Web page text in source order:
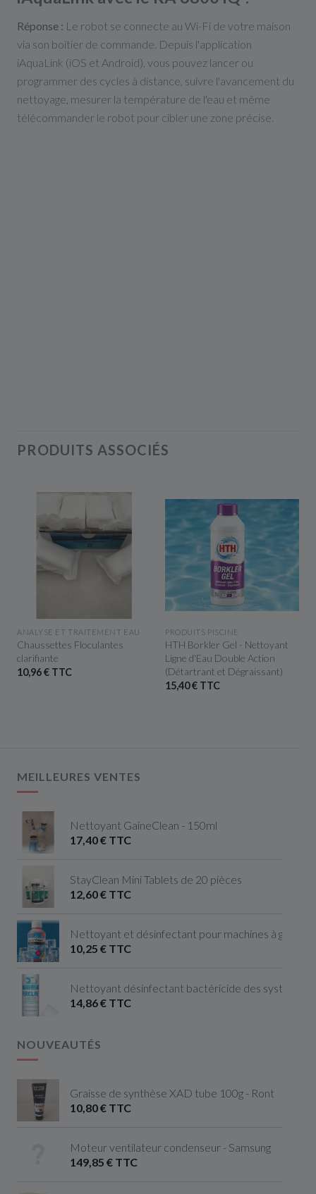
Réponse : Le robot se connecte au Wi-Fi de votre maison
via son boîtier de commande. Depuis l'application
iAquaLink (iOS et Android), vous pouvez lancer ou
programmer des cycles à distance, suivre l'avancement du
nettoyage, mesurer la température de l'eau et même
télécommander le robot pour cibler une zone précise.
PRODUITS ASSOCIÉS
APERÇU RAPIDE
ANALYSE ET TRAITEMENT EAU
Chaussettes Floculantes
clarifiante
10,96 € TTC
APERÇU RAPIDE
PRODUITS PISCINE
HTH Borkler Gel - Nettoyant
Ligne d'Eau Double Action
(Détartrant et Dégraissant)
15,40 € TTC
MEILLEURES VENTES
Nettoyant GaineClean - 150ml
17,40 € TTC
StayClean Mini Tablets de 20 pièces
12,60 € TTC
Nettoyant et désinfectant pour machines à
10,25 € TTC
Nettoyant désinfectant bactéricide des systèmes
14,86 € TTC
NOUVEAUTÉS
Graisse de synthèse XAD tube 100g - Ront
10,80 € TTC
Moteur ventilateur condenseur - Samsung
149,85 € TTC